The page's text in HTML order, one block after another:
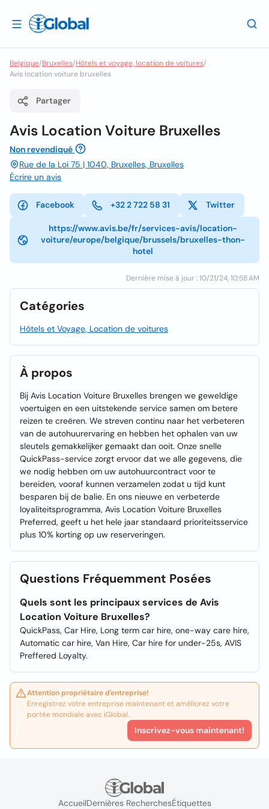
Belgique/Bruxelles/Hôtels et voyage, location de voitures/
Avis location voiture bruxelles
Partager
Avis Location Voiture Bruxelles
Non revendiqué
Rue de la Loi 75 | 1040, Bruxelles, Bruxelles
Écrire un avis
Facebook +32 2 722 58 31 Twitter
https://www.avis.be/fr/services-avis/location-
voiture/europe/belgique/brussels/bruxelles-thon-
hotel
Dernière mise à jour : 10/21/24, 10:58 AM
Catégories
Hôtels et Voyage, Location de voitures
À propos
Bij Avis Location Voiture Bruxelles brengen we geweldige
voertuigen en een uitstekende service samen om betere
reizen te creëren. We streven continu naar het verbeteren
van de autohuurervaring en hebben het ophalen van uw
sleutels gemakkelijker gemaakt dan ooit. Onze snelle
QuickPass-service zorgt ervoor dat we alle gegevens, die
we nodig hebben om uw autohuurcontract voor te
bereiden, vooraf kunnen verzamelen zodat u tijd kunt
besparen bij de balie. En ons nieuwe en verbeterde
loyaliteitsprogramma, Avis Location Voiture Bruxelles
Preferred, geeft u het hele jaar standaard prioriteitsservice
plus 10% korting op uw reserveringen.
Questions Fréquemment Posées
Quels sont les principaux services de Avis
Location Voiture Bruxelles?
QuickPass, Car Hire, Long term car hire, one-way care hire,
Automatic car hire, Van Hire, Car hire for under-25s, AVIS
Preffered Loyalty.
Attention propriétaire d'entreprise!
Enregistrez votre entreprise maintenant et améliorez votre
portée mondiale avec iGlobal.
Inscrivez-vous maintenant!
AccueilDernières RecherchesÉtiquettes